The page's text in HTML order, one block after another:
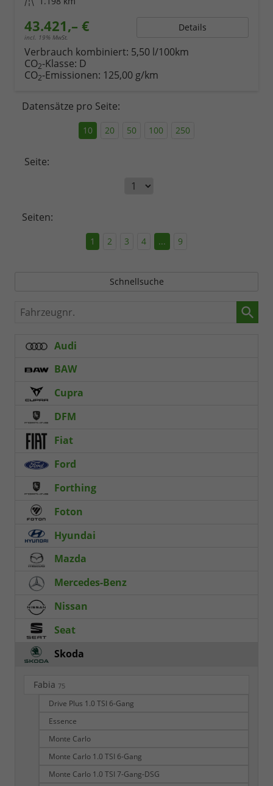
43.421,– €
incl. 19% MwSt.
Details
Verbrauch kombiniert: 5,50 l/100km
CO2-Klasse: D
CO2-Emissionen: 125,00 g/km
Datensätze pro Seite:
10 20 50 100 250
Seite:
Seiten:
1 2 3 4 ... 9
Schnellsuche
Fahrzeugnr.
Audi
BAW
Cupra
DFM
Fiat
Ford
Forthing
Foton
Hyundai
Mazda
Mercedes-Benz
Nissan
Seat
Skoda
Fabia 75
Drive Plus 1.0 TSI 6-Gang
Essence
Monte Carlo
Monte Carlo 1.0 TSI 6-Gang
Monte Carlo 1.0 TSI 7-Gang-DSG